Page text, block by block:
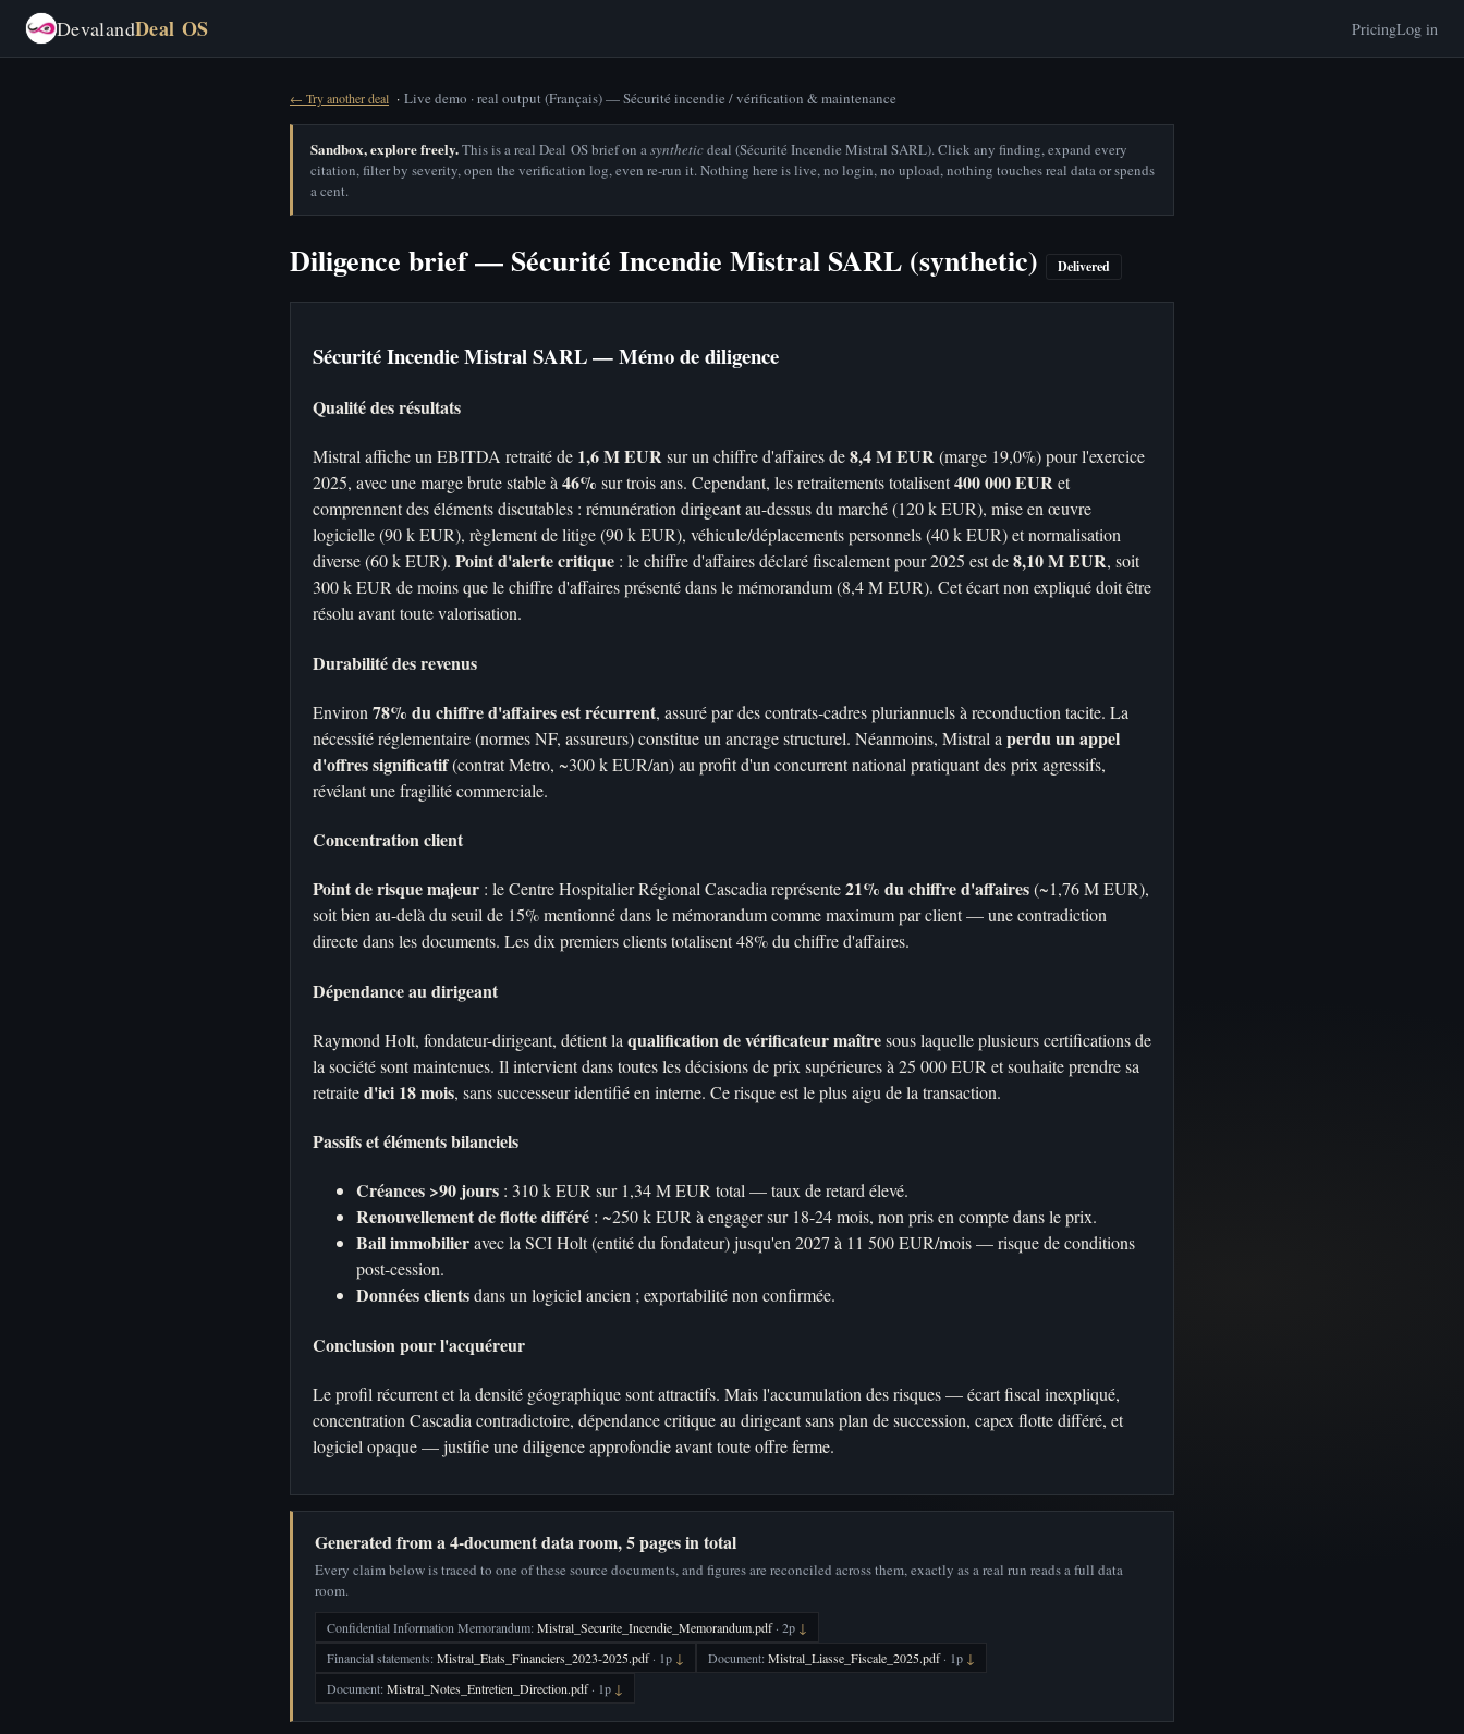
DevalandDeal OS PricingLog in
← Try another deal · Live demo · real output (Français) — Sécurité incendie / vérification & maintenance
Sandbox, explore freely.This is a real Deal OS brief on asyntheticdeal (Sécurité Incendie Mistral SARL). Click any finding, expand every
citation, filter by severity, open the verification log, even re-run it. Nothing here is live, no login, no upload, nothing touches real data or spends
a cent.
Diligence brief — Sécurité Incendie Mistral SARL (synthetic) Delivered
Sécurité Incendie Mistral SARL — Mémo de diligence
Qualité des résultats
Mistral affiche un EBITDA retraité de 1,6 M EURsur un chiffre d'affaires de8,4 M EUR(marge 19,0%) pour l'exercice
2025, avec une marge brute stable à46% sur trois ans. Cependant, les retraitements totalisent400 000 EURet
comprennent des éléments discutables : rémunération dirigeant au-dessus du marché (120 k EUR), mise en œuvre
logicielle (90 k EUR), règlement de litige (90 k EUR), véhicule/déplacements personnels (40 k EUR) et normalisation
diverse (60 k EUR). Point d'alerte critique : le chiffre d'affaires déclaré fiscalement pour 2025 est de8,10 M EUR, soit
300 k EUR de moins que le chiffre d'affaires présenté dans le mémorandum (8,4 M EUR). Cet écart non expliqué doit être
résolu avant toute valorisation.
Durabilité des revenus
Environ 78% du chiffre d'affaires est récurrent, assuré par des contrats-cadres pluriannuels à reconduction tacite. La
nécessité réglementaire (normes NF, assureurs) constitue un ancrage structurel. Néanmoins, Mistral a perdu un appel
d'offres significatif(contrat Metro, ~300 k EUR/an) au profit d'un concurrent national pratiquant des prix agressifs,
révélant une fragilité commerciale.
Concentration client
Point de risque majeur : le Centre Hospitalier Régional Cascadia représente21% du chiffre d'affaires(~1,76 M EUR),
soit bien au-delà du seuil de 15% mentionné dans le mémorandum comme maximum par client — une contradiction
directe dans les documents. Les dix premiers clients totalisent 48% du chiffre d'affaires.
Dépendance au dirigeant
Raymond Holt, fondateur-dirigeant, détient la qualification de vérificateur maîtresous laquelle plusieurs certifications de
la société sont maintenues. Il intervient dans toutes les décisions de prix supérieures à 25 000 EUR et souhaite prendre sa
retraited'ici 18 mois, sans successeur identifié en interne. Ce risque est le plus aigu de la transaction.
Passifs et éléments bilanciels
Créances >90 jours : 310 k EUR sur 1,34 M EUR total — taux de retard élevé.
Renouvellement de flotte différé : ~250 k EUR à engager sur 18-24 mois, non pris en compte dans le prix.
Bail immobilieravec la SCI Holt (entité du fondateur) jusqu'en 2027 à 11 500 EUR/mois — risque de conditions
post-cession.
Données clientsdans un logiciel ancien ; exportabilité non confirmée.
Conclusion pour l'acquéreur
Le profil récurrent et la densité géographique sont attractifs. Mais l'accumulation des risques — écart fiscal inexpliqué,
concentration Cascadia contradictoire, dépendance critique au dirigeant sans plan de succession, capex flotte différé, et
logiciel opaque — justifie une diligence approfondie avant toute offre ferme.
Generated from a 4-document data room, 5 pages in total
Every claim below is traced to one of these source documents, and figures are reconciled across them, exactly as a real run reads a full data
room.
Confidential Information Memorandum:Mistral_Securite_Incendie_Memorandum.pdf· 2p ↓
Financial statements:Mistral_Etats_Financiers_2023-2025.pdf· 1p ↓ Document:Mistral_Liasse_Fiscale_2025.pdf· 1p ↓
Document:Mistral_Notes_Entretien_Direction.pdf· 1p ↓